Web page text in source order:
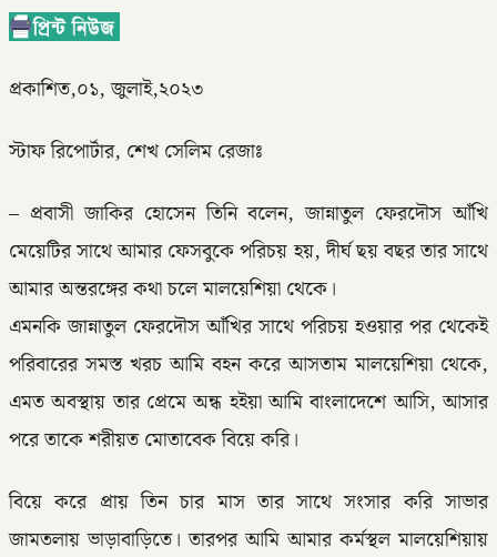
প্রকাশিত,০১, জুলাই,২০২৩
স্টাফ রিপোর্টার, শেখ সেলিম রেজাঃ
– প্রবাসী জাকির হোসেন তিনি বলেন, জান্নাতুল ফেরদৌস আঁখি
মেয়েটির সাথে আমার ফেসবুকে পরিচয় হয়, দীর্ঘ ছয় বছর তার সাথে
আমার অন্তরঙ্গের কথা চলে মালয়েশিয়া থেকে।
এমনকি জান্নাতুল ফেরদৌস আঁখির সাথে পরিচয় হওয়ার পর থেকেই
পরিবারের সমস্ত খরচ আমি বহন করে আসতাম মালয়েশিয়া থেকে,
এমত অবস্থায় তার প্রেমে অন্ধ হইয়া আমি বাংলাদেশে আসি, আসার
পরে তাকে শরীয়ত মোতাবেক বিয়ে করি।
বিয়ে করে প্রায় তিন চার মাস তার সাথে সংসার করি সাভার
জামতলায় ভাড়াবাড়িতে। তারপর আমি আমার কর্মস্থল মালয়েশিয়ায়